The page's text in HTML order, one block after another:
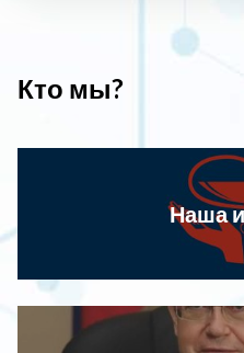
Кто мы?
Наша